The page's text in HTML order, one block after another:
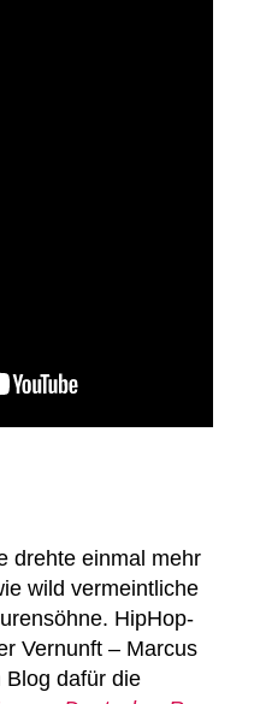
drehte einmal mehr
wild vermeintliche
HipHop-
Vernunft – Marcus
Blog dafür die